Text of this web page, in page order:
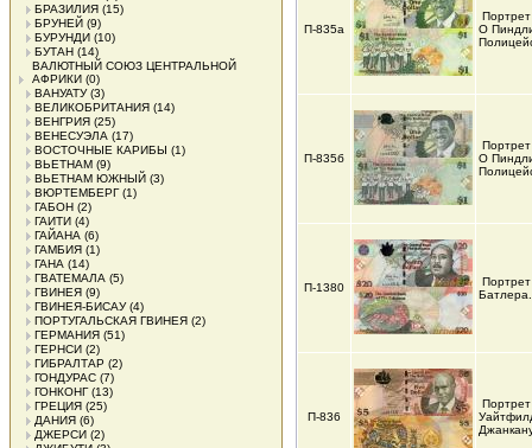
БРАЗИЛИЯ (15)
БРУНЕЙ (9)
БУРУНДИ (10)
БУТАН (14)
ВАЛЮТНЫЙ СОЮЗ ЦЕНТРАЛЬНОЙ
АФРИКИ (0)
ВАНУАТУ(3)
ВЕЛИКОБРИТАНИЯ (14)
ВЕНГРИЯ (25)
ВЕНЕСУЭЛА (17)
ВОСТОЧНЫЕ КАРИБЫ (1)
ВЬЕТНАМ (9)
ВЬЕТНАМ ЮЖНЫЙ (3)
ВЮРТЕМБЕРГ(1)
ГАБОН (2)
ГАИТИ (4)
ГАЙАНА (6)
ГАМБИЯ (1)
ГАНА (14)
ГВАТЕМАЛА (5)
ГВИНЕЯ (9)
ГВИНЕЯ-БИСАУ(4)
ПОРТУГАЛЬСКАЯ ГВИНЕЯ (2)
ГЕРМАНИЯ (51)
ГЕРНСИ (2)
ГИБРАЛТАР (2)
ГОНДУРАС (7)
ГОНКОНГ(13)
ГРЕЦИЯ (25)
ДАНИЯ (6)
ДЖЕРСИ (2)
П-835а
О
П-835б
О
П-1380
П-836